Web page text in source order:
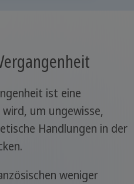
ist eine
um ungewisse,
Handlungen in der
weniger